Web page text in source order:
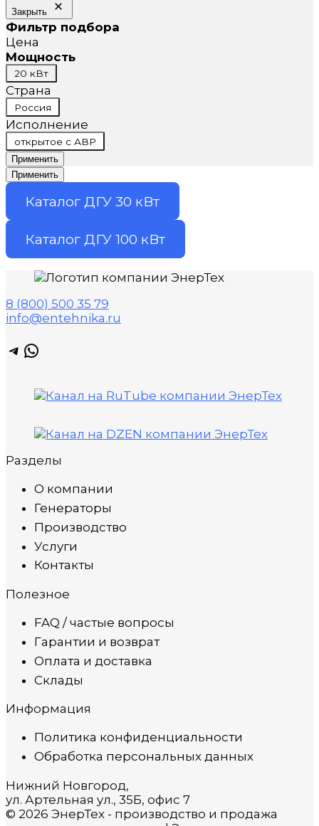
Закрыть
Фильтр подбора
Цена
Мощность
Мощность
20 кВт
Страна
Страна
Россия
Исполнение
Исполнение
открытое с АВР
Применить
Применить
Каталог ДГУ 30 кВт
Каталог ДГУ 100 кВт
8 (800) 500 35 79
info@entehnika.ru
Telegram
WhatsApp
Разделы
О компании
Генераторы
Производство
Услуги
Контакты
Полезное
FAQ / частые вопросы
Гарантии и возврат
Оплата и доставка
Склады
Информация
Политика конфиденциальности
Обработка персональных данных
Нижний Новгород,
ул. Артельная ул., 35Б, офис 7
© 2026 ЭнерТех - производство и продажа